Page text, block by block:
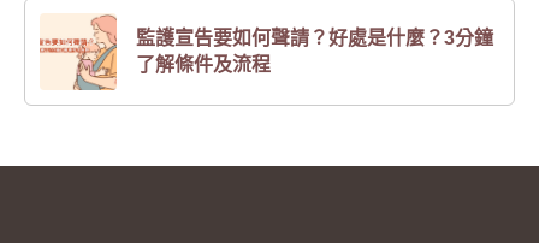
監護宣告要如何聲請？好處是什麼？3分鐘
了解條件及流程